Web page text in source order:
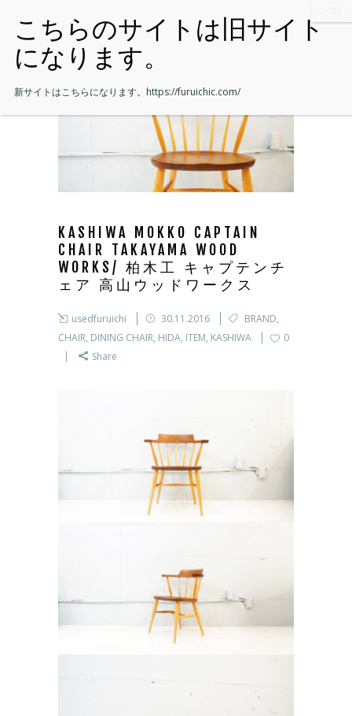
KASHIWA MOKKO CAPTAIN
CHAIR TAKAYAMA WOOD
WORKS/ 柏木工 キャプテンチ
ェア 高山ウッドワークス
usedfuruichi 30.11.2016 BRAND,
CHAIR, DINING CHAIR, HIDA, ITEM, KASHIWA
0
Share
新サイトはこちらになります。 https://furuichic.com/